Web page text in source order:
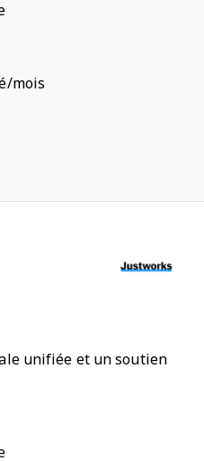
mois
unifiée et un soutien